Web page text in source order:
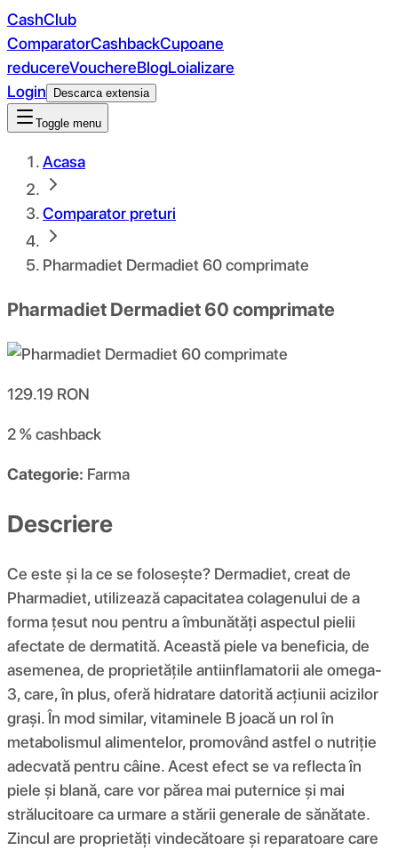
CashClub
ComparatorCashbackCupoane
reducereVouchereBlogLoializare
Login
Descarca extensia
Toggle menu
Acasa
Comparator preturi
Pharmadiet Dermadiet 60 comprimate
Pharmadiet Dermadiet 60 comprimate
129.19 RON
2 %cashback
Categorie: Farma
Descriere
Ce este și la ce se folosește? Dermadiet, creat de
Pharmadiet, utilizează capacitatea colagenului de a
forma țesut nou pentru a îmbunătăți aspectul pielii
afectate de dermatită. Această piele va beneficia, de
asemenea, de proprietățile antiinflamatorii ale omega-
3, care, în plus, oferă hidratare datorită acțiunii acizilor
grași. În mod similar, vitaminele B joacă un rol în
metabolismul alimentelor, promovând astfel o nutriție
adecvată pentru câine. Acest efect se va reflecta în
piele și blană, care vor părea mai puternice și mai
strălucitoare ca urmare a stării generale de sănătate.
Zincul are proprietăți vindecătoare și reparatoare care